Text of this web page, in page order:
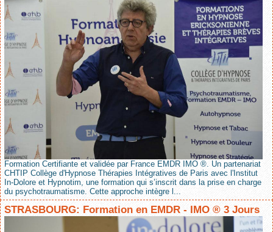
Formation Certifiante et validée par France EMDR IMO ®. Un partenariat
CHTIP Collège d'Hypnose Thérapies Intégratives de Paris avec l'Institut
In-Dolore et Hypnotim, une formation qui s’inscrit dans la prise en charge
du psychotraumatisme. Cette approche intègre l...
STRASBOURG: Formation en EMDR - IMO ® 3 Jours